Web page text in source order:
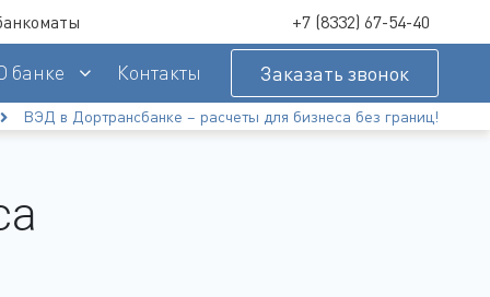
+7 (8332) 67-54-40
банке Контакты Заказать звонок
ВЭД в Дортрансбанке – расчеты для бизнеса без границ!